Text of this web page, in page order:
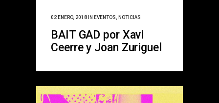
02 ENERO, 2018 IN EVENTOS NOTICIAS
BAIT GAD por Xavi
Ceerre y Joan Zuriguel